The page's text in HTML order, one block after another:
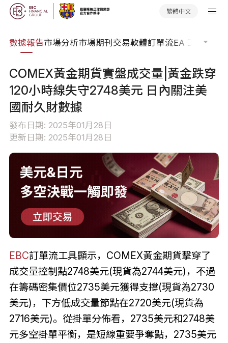
繁體中文
數據報告市場分析市場期刊交易軟體訂單流EA 工具庫
COMEX黃金期貨實盤成交量|黃金跌穿
120小時線失守2748美元 日內關注美
國耐久財數據
發布日期: 2025年01月28日
更新日期: 2025年01月28日
EBC訂單流工具顯示，COMEX黃金期貨擊穿了
成交量控制點2748美元(現貨為2744美元)，不過
在籌碼密集價位2735美元獲得支撐(現貨為2730
美元)，下方低成交量節點在2720美元(現貨為
2716美元)。從掛單分佈看，2735美元和2748美
元多空掛單平衡，是短線重要爭奪點，2735美元